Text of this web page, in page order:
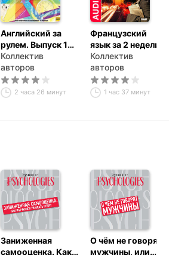
Английский за
рулем. Выпуск 1
(Beginner)
Коллектив
авторов
2 часа 26 минут
Французский
язык за 2 недели
Коллектив
авторов
1 час 37 минут
Заниженная
самооценка. Как
О чём не говорят
мужчины, или